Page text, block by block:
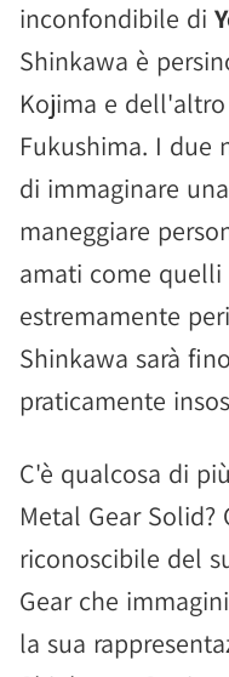
inconfondibile di
Shinkawa è
Kojima e
Fukushima. I due
di immaginare
maneggiare
amati come quelli
estremamente
Shinkawa sarà
praticamente
C'è qualcosa di
Metal Gear
riconoscibile del
Gear che
la sua